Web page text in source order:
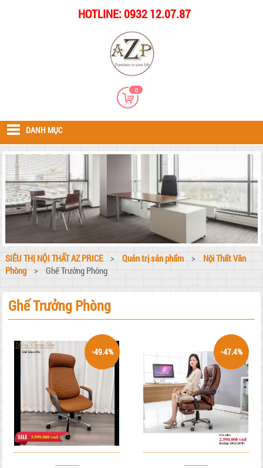
HOTLINE: 0932 12.07.87
0
DANH MỤC
SIÊU THỊ NỘI THẤT AZ PRICE > Quản trị sản phẩm >
Nội Thất Văn
Phòng
> Ghế Trưởng Phòng
Ghế Trưởng Phòng
-49.4% -47.4%